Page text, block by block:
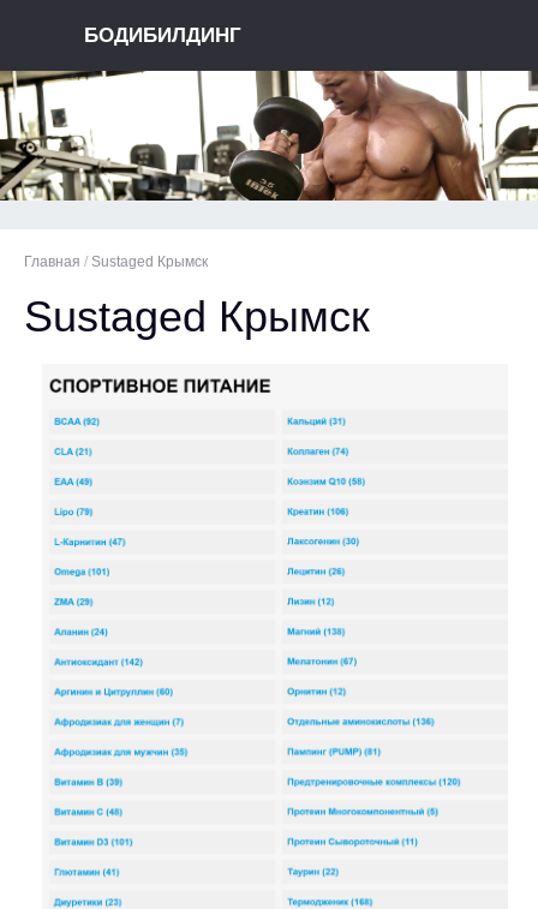
БОДИБИЛДИНГ
Главная / Sustaged Крымск
Sustaged Крымск